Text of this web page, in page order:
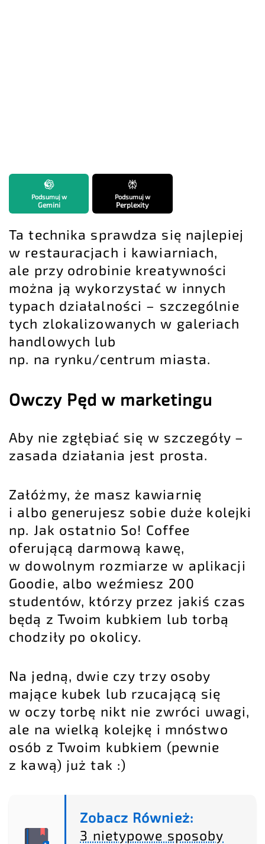
Podsumuj w
Gemini
Podsumuj w
Perplexity
Ta technika sprawdza się najlepiej
w restauracjach i kawiarniach,
ale przy odrobinie kreatywności
można ją wykorzystać w innych
typach działalności – szczególnie
tych zlokalizowanych w galeriach
handlowych lub
np. na rynku/centrum miasta.
Owczy Pęd w marketingu
Aby nie zgłębiać się w szczegóły –
zasada działania jest prosta.
Załóżmy, że masz kawiarnię
i albo generujesz sobie duże kolejki
np. Jak ostatnio So! Coffee
oferującą darmową kawę,
w dowolnym rozmiarze w aplikacji
Goodie, albo weźmiesz 200
studentów, którzy przez jakiś czas
będą z Twoim kubkiem lub torbą
chodziły po okolicy.
Na jedną, dwie czy trzy osoby
mające kubek lub rzucającą się
w oczy torbę nikt nie zwróci uwagi,
ale na wielką kolejkę i mnóstwo
osób z Twoim kubkiem (pewnie
z kawą) już tak :)
Zobacz Również:
3 nietypowe sposoby